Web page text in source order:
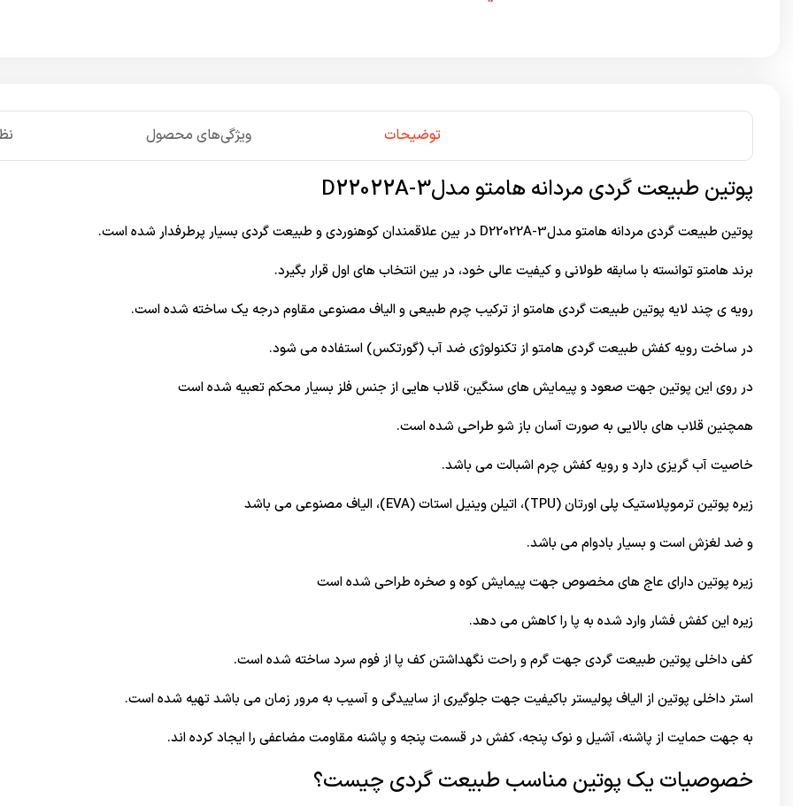
توضیحات ویژگی‌های محصول
پوتین طبیعت گردی مردانه هامتو مدلD22022A-3
پوتین طبیعت گردی مردانه هامتو مدلD22022A-3 در بین علاقمندان کوهنوردی و طبیعت گردی بسیار پرطرفدار شده است.
برند هامتو توانسته با سابقه طولانی و کیفیت عالی خود، در بین انتخاب های اول قرار بگیرد.
رویه ی چند لایه پوتین طبیعت گردی هامتو از ترکیب چرم طبیعی و الیاف مصنوعی مقاوم درجه یک ساخته شده است.
در ساخت رویه کفش طبیعت گردی هامتو از تکنولوژی ضد آب (گورتکس) استفاده می شود.
در روی این پوتین جهت صعود و پیمایش های سنگین، قلاب هایی از جنس فلز بسیار محکم تعبیه شده است
همچنین قلاب های بالایی به صورت آسان باز شو طراحی شده است.
خاصیت آب گریزی دارد و رویه کفش چرم اشبالت می باشد.
زیره پوتین ترموپلاستیک پلی اورتان (TPU)، اتیلن وینیل استات (EVA)، الیاف مصنوعی می باشد
و ضد لغزش است و بسیار بادوام می باشد.
زیره پوتین دارای عاج های مخصوص جهت پیمایش کوه و صخره طراحی شده است
زیره این کفش فشار وارد شده به پا را کاهش می دهد.
کفی داخلی پوتین طبیعت گردی جهت گرم و راحت نگهداشتن کف پا از فوم سرد ساخته شده است.
استر داخلی پوتین از الیاف پولیستر باکیفیت جهت جلوگیری از ساییدگی و آسیب به مرور زمان می باشد تهیه شده است.
به جهت حمایت از پاشنه، آشیل و نوک پنجه، کفش در قسمت پنجه و پاشنه مقاومت مضاعفی را ایجاد کرده اند.
خصوصیات یک پوتین مناسب طبیعت گردی چیست؟